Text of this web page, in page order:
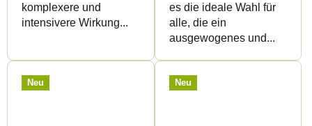
komplexere und
intensivere Wirkung...
es die ideale Wahl für
alle, die ein
ausgewogenes und...
Neu Neu